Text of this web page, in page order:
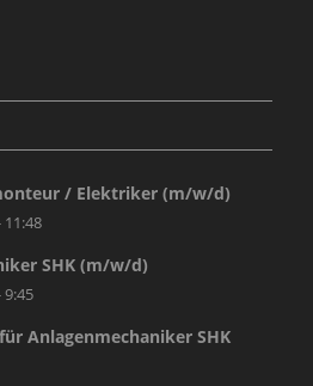
/ Elektriker (m/w/d)
SHK (m/w/d)
Anlagenmechaniker SHK